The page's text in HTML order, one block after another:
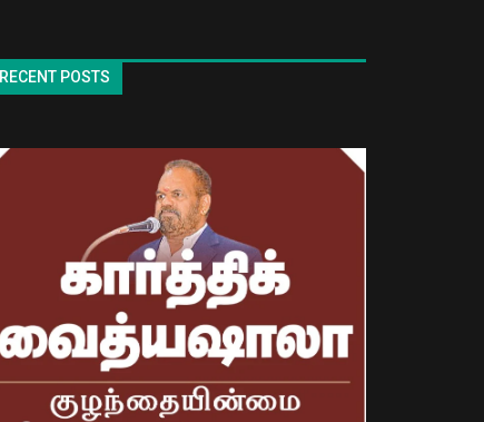
RECENT POSTS